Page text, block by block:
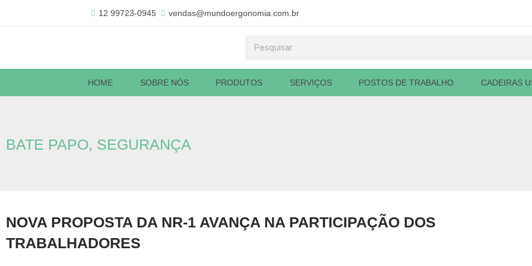
12 99723-0945 vendas@mundoergonomia.com.br
Pesquisar
HOME SOBRE NÓS PRODUTOS SERVIÇOS POSTOS DE TRABALHO CADEIRAS
BATE PAPO, SEGURANÇA
NOVA PROPOSTA DA NR-1 AVANÇA NA PARTICIPAÇÃO DOS
TRABALHADORES